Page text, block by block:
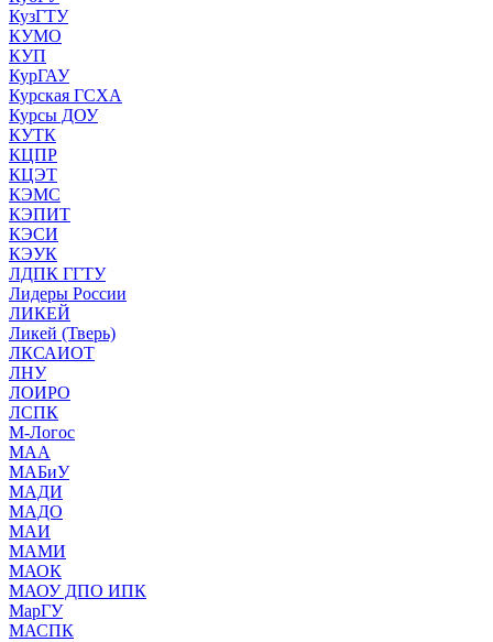
КузГТУ
КУМО
КУП
КурГАУ
Курская ГСХА
Курсы ДОУ
КУТК
КЦПР
КЦЭТ
КЭМС
КЭПИТ
КЭСИ
КЭУК
ЛДПК ГГТУ
Лидеры России
ЛИКЕЙ
Ликей (Тверь)
ЛКСАИОТ
ЛНУ
ЛОИРО
ЛСПК
М-Логос
МАА
МАБиУ
МАДИ
МАДО
МАИ
МАМИ
МАОК
МАОУ ДПО ИПК
МарГУ
МАСПК